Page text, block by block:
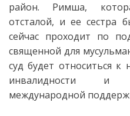
район. Римша,
отсталой, и ее сестра
сейчас проходит по
священной для
суд будет относиться к
инвалидности и
международной